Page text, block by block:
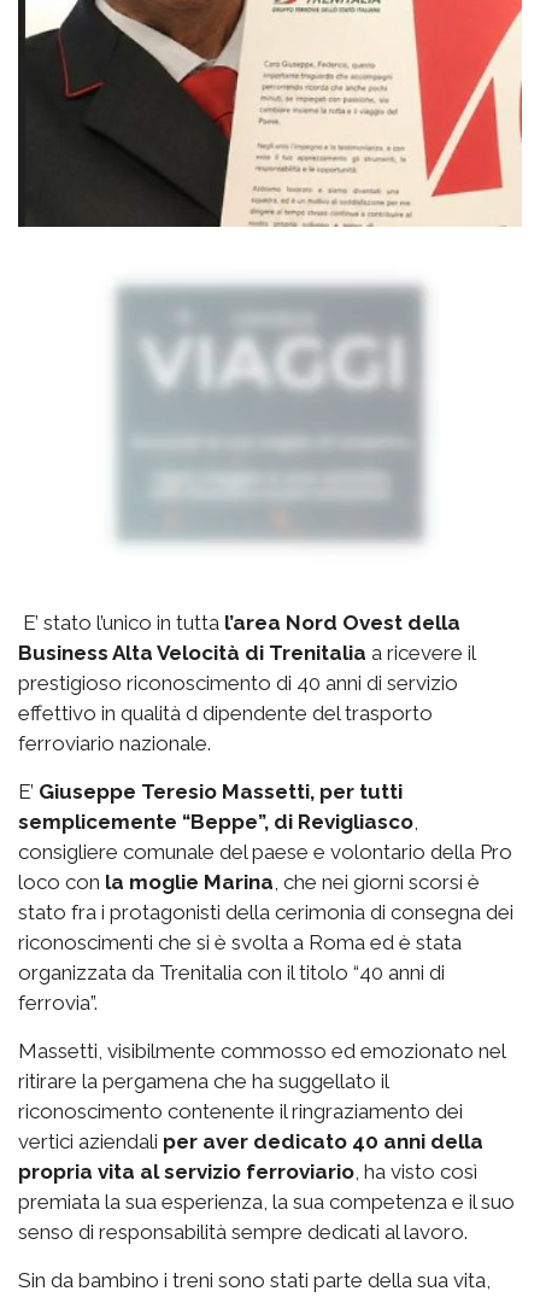
E’ stato l’unico in tutta l’area Nord Ovest della
Business Alta Velocità di Trenitalia a ricevere il
prestigioso riconoscimento di 40 anni di servizio
effettivo in qualità d dipendente del trasporto
ferroviario nazionale.
E’ Giuseppe Teresio Massetti, per tutti
semplicemente “Beppe”, di Revigliasco,
consigliere comunale del paese e volontario della Pro
loco con la moglie Marina, che nei giorni scorsi è
stato fra i protagonisti della cerimonia di consegna dei
riconoscimenti che si è svolta a Roma ed è stata
organizzata da Trenitalia con il titolo “40 anni di
ferrovia”.
Massetti, visibilmente commosso ed emozionato nel
ritirare la pergamena che ha suggellato il
riconoscimento contenente il ringraziamento dei
vertici aziendali per aver dedicato 40 anni della
propria vita al servizio ferroviario, ha visto così
premiata la sua esperienza, la sua competenza e il suo
senso di responsabilità sempre dedicati al lavoro.
Sin da bambino i treni sono stati parte della sua vita,